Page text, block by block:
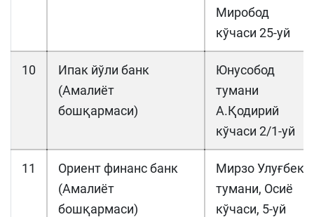
Миробод
кўчаси 25-уй
10
Ипак йўли банк
(Амалиёт
бошқармаси)
Юнусобод
тумани
А.Қодирий
кўчаси 2/1-уй
11
Ориент финанс банк
(Амалиёт
бошқармаси)
Мирзо Улуғбек
тумани, Осиё
кўчаси, 5-уй